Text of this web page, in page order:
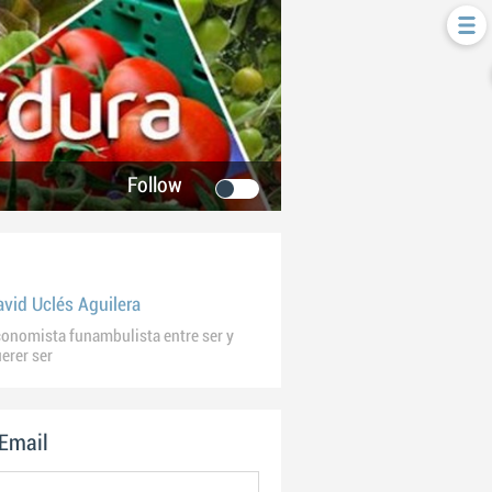
Follow
Uclés Aguilera
funambulista entre ser y
ser